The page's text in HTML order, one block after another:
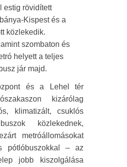
estig rövidített
Kispest és a
közlekedik.
szombaton és
helyett a teljes
jár majd.
és a Lehel tér
kizárólag
klimatizált, csuklós
közlekednek,
metróállomásokat
pótlóbuszokkal – az
jobb kiszolgálása